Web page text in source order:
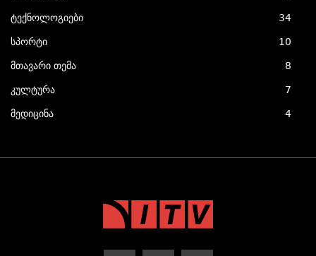
ტექნოლოგიები 34
სპორტი 10
მთავარი თემა 8
კულტურა 7
მედიცინა 4